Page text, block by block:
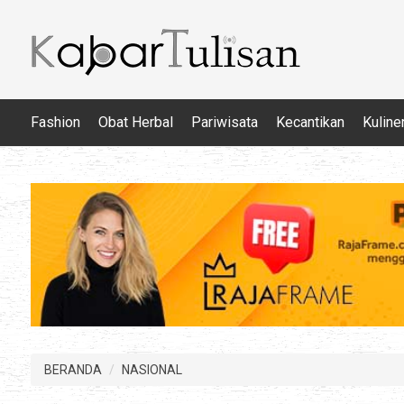
Fashion Obat Herbal Pariwisata Kecantikan
BERANDA NASIONAL